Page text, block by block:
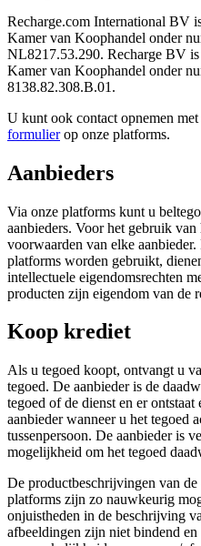
Recharge.com International BV
Kamer van Koophandel onder
NL8217.53.290. Recharge BV
Kamer van Koophandel onder
8138.82.308.B.01.
U kunt ook contact opnemen
formulierop onze platforms.
Aanbieders
Via onze platforms kunt u
aanbieders. Voor het gebruik van
voorwaarden van elke
platforms worden gebruikt,
intellectuele eigendomsrechten
producten zijn eigendom van de
Koop krediet
Als u tegoed koopt, ontvangt u
tegoed. De aanbieder is de
tegoed of de dienst en er ontstaat
aanbieder wanneer u het tegoed
tussenpersoon. De aanbieder is
mogelijkheid om het tegoed
De productbeschrijvingen van
platforms zijn zo nauwkeurig
onjuistheden in de beschrijving
afbeeldingen zijn niet bindend